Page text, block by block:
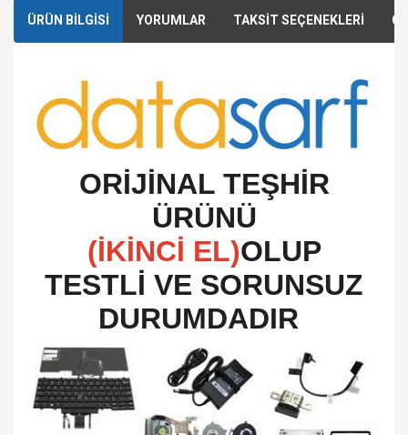
ÜRÜN BİLGİSİ YORUMLAR TAKSİT SEÇENEKLERİ
ORİJİNAL TEŞHİR
ÜRÜNÜ
(İKİNCİ EL)OLUP
TESTLİ VE SORUNSUZ
DURUMDADIR